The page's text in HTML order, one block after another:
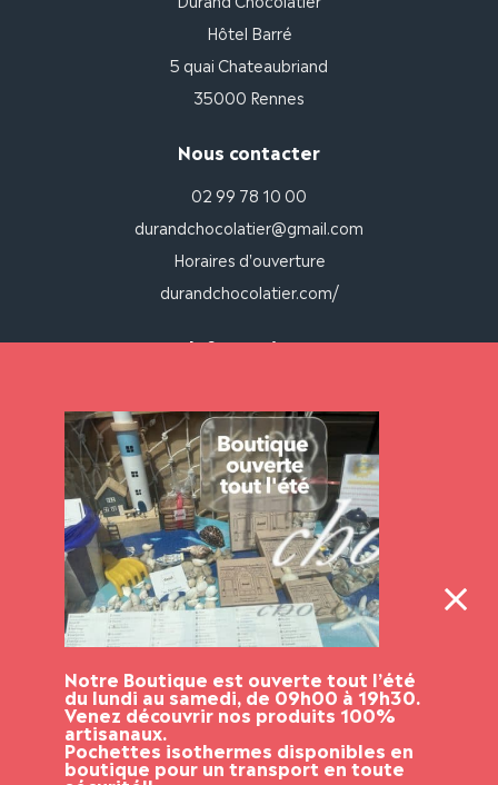
Notre Boutique est ouverte tout l’été
du lundi au samedi, de 09h00 à 19h30.
Venez découvrir nos produits 100%
artisanaux.
Pochettes isothermes disponibles en
boutique pour un transport en toute
Hôtel Barré
5 quai Chateaubriand
35000 Rennes
Nous contacter
02 99 78 10 00
durandchocolatier@gmail.com
Horaires d'ouverture
durandchocolatier.com/
Informations
Mon panier
Livraison et paiement
Mentions légales
CGV
Mentions légales
Politique de confidentialité
TocTok, solution de vente en ligne de proximité.